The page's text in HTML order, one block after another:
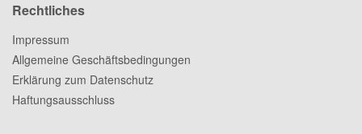
Rechtliches
Impressum
Allgemeine Geschäftsbedingungen
Erklärung zum Datenschutz
Haftungsausschluss